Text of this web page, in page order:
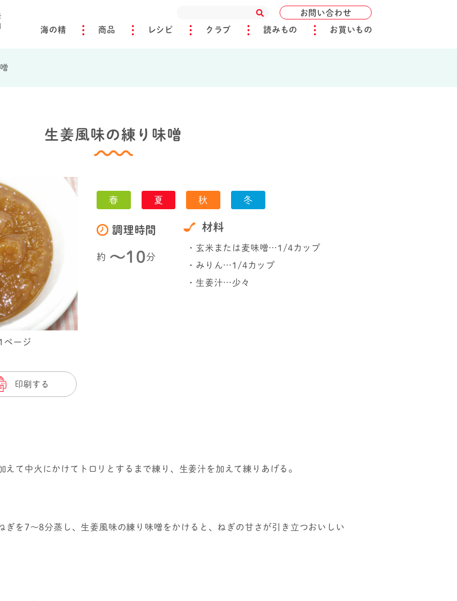
お問い合わせ
海の精 商品 レシピ クラブ 読みもの お買いもの
生姜風味の練り味噌
ページ
印刷する
春 夏 秋 冬
調理時間
約 〜10分
材料
・玄米または麦味噌…1/4カップ
・みりん…1/4カップ
・生姜汁…少々
えて中火にかけてトロリとするまで練り、生姜汁を加えて練りあげる。
ぎを7～8分蒸し、生姜風味の練り味噌をかけると、ねぎの甘さが引き立つおいしい